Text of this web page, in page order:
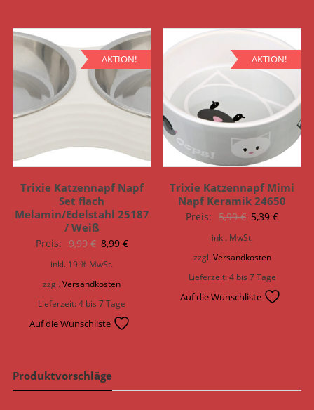
AKTION!
Trixie Katzennapf Napf
Set flach
Melamin/Edelstahl 25187
/ Weiß
Preis: 9,99€ Ursprünglicher
Preis
8,99 €Aktueller
inkl. 19 % MwSt.
zzgl.Versandkosten
Lieferzeit:4 bis 7 Tage
Auf die Wunschliste
AKTION!
Trixie Katzennapf Mimi
Napf Keramik 24650
Preis: 5,99€
Preis
5,39€
inkl. MwSt.
zzgl. Versandkosten
Lieferzeit:4 bis 7 Tage
Auf die Wunschliste
Produktvorschläge